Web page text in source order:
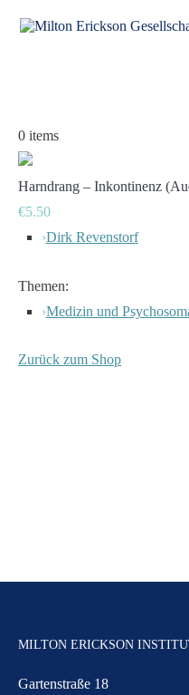
Inhalt
0 items
Harndrang – Inkontinenz
€5.50
›Dirk Revenstorf
Themen:
›Medizin und
Zurück zum Shop
MILTON ERICKSON
Gartenstraße 18